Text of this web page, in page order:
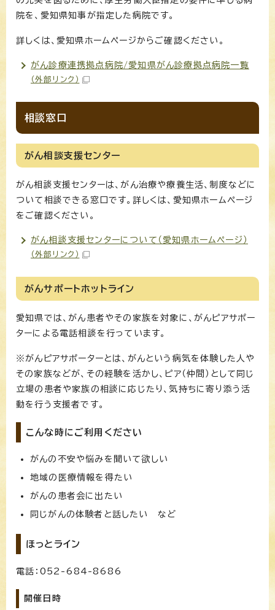
院を、愛知県知事が指定した病院です。
詳しくは、愛知県ホームページからご確認ください。
がん診療連携拠点病院/愛知県がん診療拠点病院一覧
（外部リンク）
相談窓口
がん相談支援センター
がん相談支援センターは、がん治療や療養生活、制度などに
ついて相談できる窓口です。詳しくは、愛知県ホームページ
をご確認ください。
がん相談支援センターについて（愛知県ホームページ）
（外部リンク）
がんサポートホットライン
愛知県では、がん患者やその家族を対象に、がんピアサポー
ターによる電話相談を行っています。
※がんピアサポーターとは、がんという病気を体験した人や
その家族などが、その経験を活かし、ピア（仲間）として同じ
立場の患者や家族の相談に応じたり、気持ちに寄り添う活
動を行う支援者です。
こんな時にご利用ください
がんの不安や悩みを聞いて欲しい
地域の医療情報を得たい
がんの患者会に出たい
同じがんの体験者と話したい など
ほっとライン
電話：052-684-8686
開催日時